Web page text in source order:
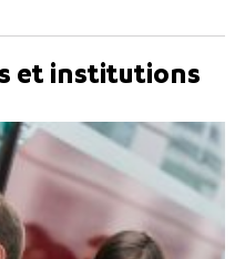
et institutions